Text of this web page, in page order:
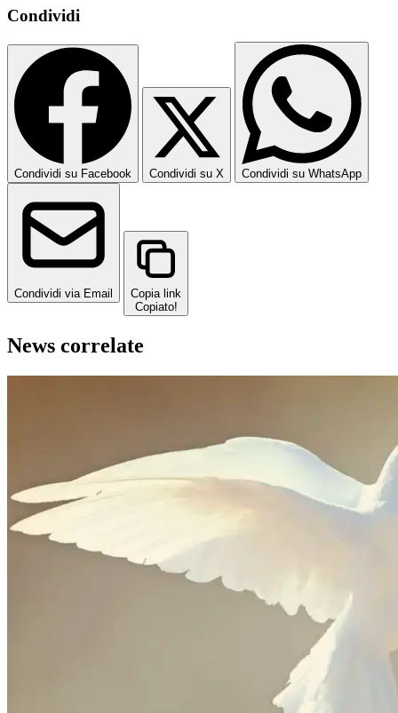
Condividi
Condividi su Facebook Condividi su X Condividi su WhatsApp
Condividi via Email
Copia link
Copiato!
News correlate